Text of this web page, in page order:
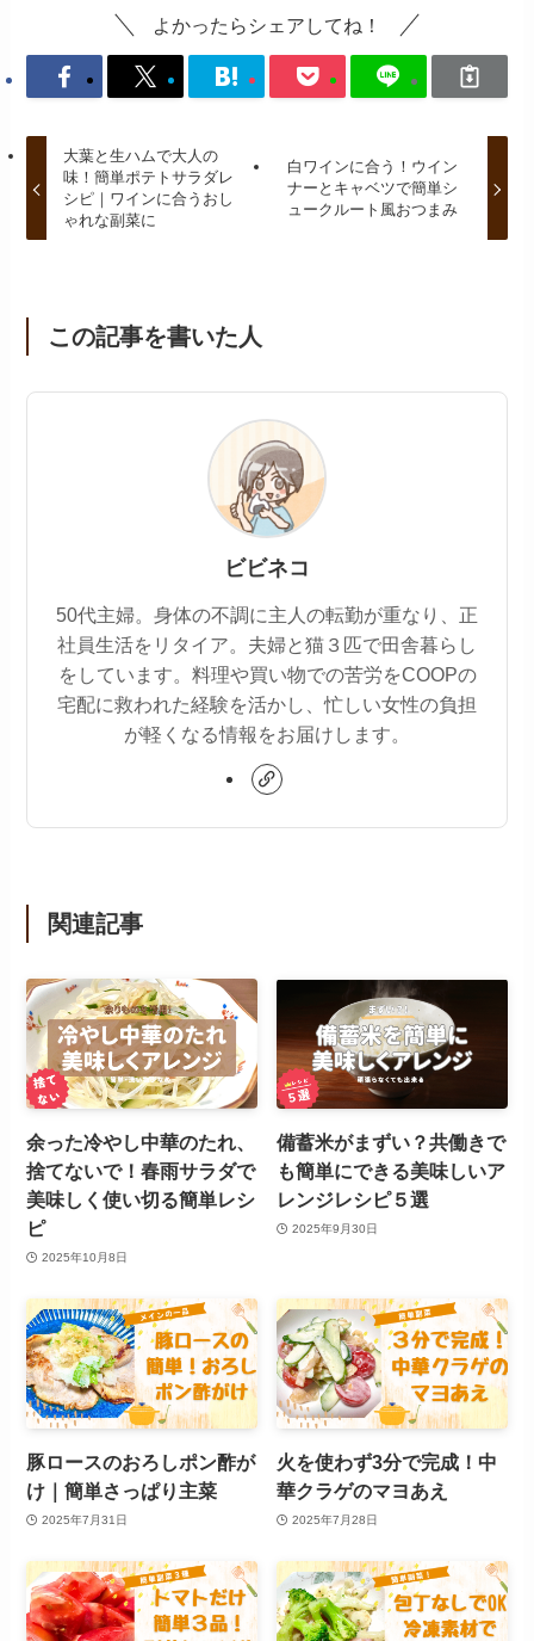
よかったらシェアしてね！
大葉と生ハムで大人の
味！簡単ポテトサラダレ
シピ｜ワインに合うおし
ゃれな副菜に
白ワインに合う！ウイン
ナーとキャベツで簡単シ
ュークルート風おつまみ
この記事を書いた人
ビビネコ
50代主婦。身体の不調に主人の転勤が重なり、正
社員生活をリタイア。夫婦と猫３匹で田舎暮らし
をしています。料理や買い物での苦労をCOOPの
宅配に救われた経験を活かし、忙しい女性の負担
が軽くなる情報をお届けします。
関連記事
余った冷やし中華のたれ、
捨てないで！春雨サラダで
美味しく使い切る簡単レシ
ピ
2025年10月8日
備蓄米がまずい？共働きで
も簡単にできる美味しいア
レンジレシピ５選
2025年9月30日
豚ロースのおろしポン酢が
け｜簡単さっぱり主菜
2025年7月31日
火を使わず3分で完成！中
華クラゲのマヨあえ
2025年7月28日